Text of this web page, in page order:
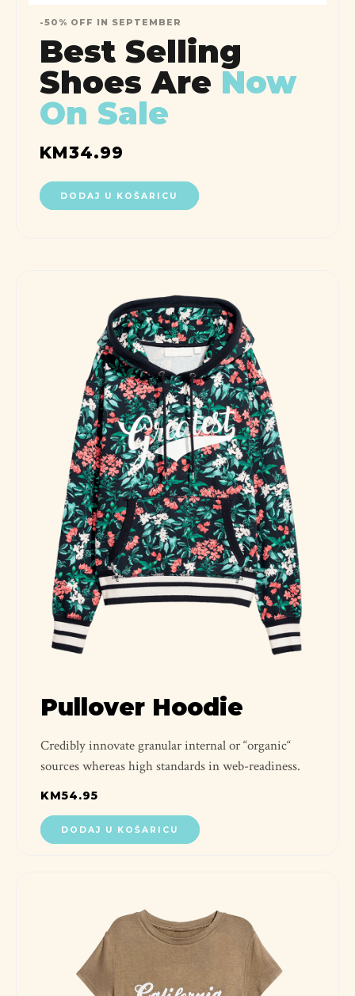
-50% OFF IN SEPTEMBER
Best Selling
Shoes Are Now
On Sale
KM34.99
DODAJ U KOŠARICU
Pullover Hoodie
Credibly innovate granular internal or “organic“
sources whereas high standards in web-readiness.
KM54.95
DODAJ U KOŠARICU